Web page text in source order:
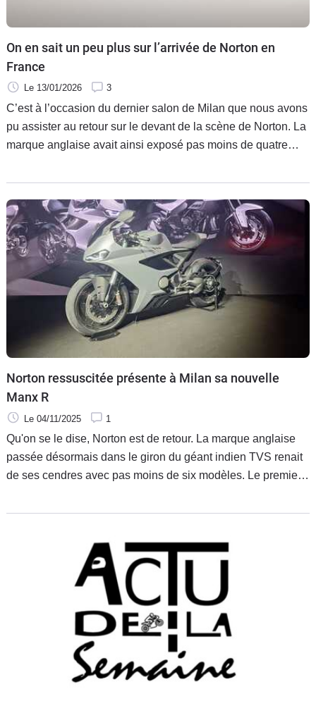
On en sait un peu plus sur l’arrivée de Norton en
France
Le 13/01/2026 3
C’est à l’occasion du dernier salon de Milan que nous avons
pu assister au retour sur le devant de la scène de Norton. La
marque anglaise avait ainsi exposé pas moins de quatre
supplémentaires sur le come-back de Norton, notamment en
France.
Norton ressuscitée présente à Milan sa nouvelle
Manx R
Le 04/11/2025 1
Qu'on se le dise, Norton est de retour. La marque anglaise
passée désormais dans le giron du géant indien TVS renait
de ses cendres avec pas moins de six modèles. Le premier
faire de l’ombre aux Ducati Panigale, BMW S1000 RR, etc.